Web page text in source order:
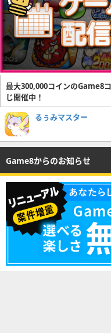
最大300,000コインのGame8
じ開催中！
るぅみマスター
Game8からのお知らせ